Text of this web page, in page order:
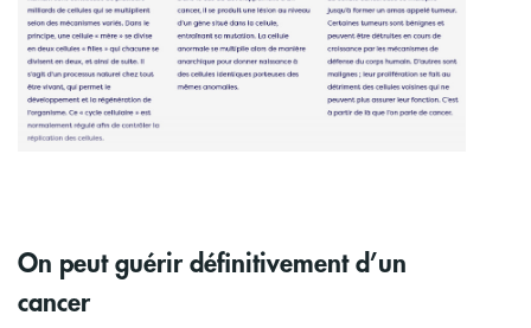
On peut guérir définitivement d’un
cancer